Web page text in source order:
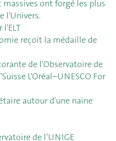
ont forgé les plus
l'Univers.
l'ELT
reçoit la médaille de
de l'Observatoire de
L’Oréal–UNESCO For
autour d'une naine
de l’UNIGE